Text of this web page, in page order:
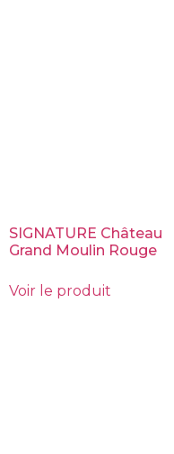
SIGNATURE Château
Grand Moulin Rouge
Voir le produit